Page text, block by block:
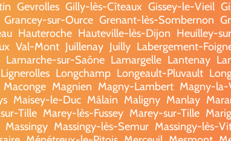
Gevrolles Gilly-lès-Cîteaux Gissey-le-Vieil
Grancey-sur-Ource Grenant-lès-Sombernon
Hauteroche Hauteville-lès-Dijon Heuilley-
Val-Mont Juillenay Juilly Labergement-
Lamarche-sur-Saône Lamargelle Lantenay
Lignerolles Longchamp Longeault-Pluvault
Maconge Magnien Magny-Lambert Magny-la-
Maisey-le-Duc Mâlain Maligny Manlay
Tille Marey-lès-Fussey Marey-sur-Tille
Massingy Massingy-lès-Semur Massingy-lès-